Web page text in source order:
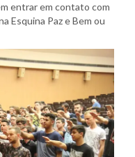
entrar em contato com
Esquina Paz e Bem ou